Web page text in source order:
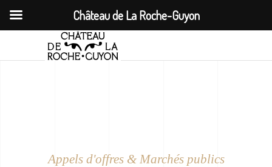
Appels d'offres & Marchés publics
Château de La Roche-Guyon